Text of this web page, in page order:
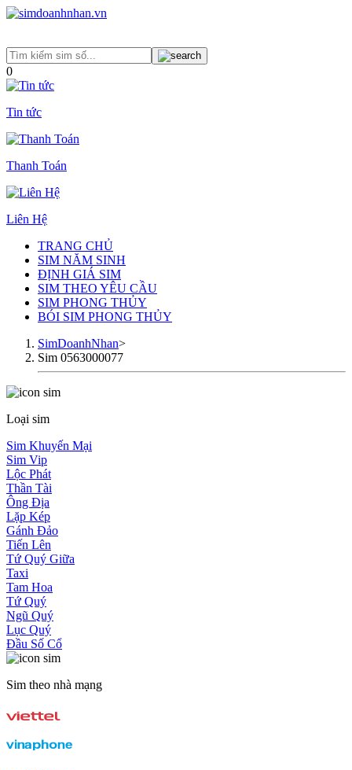
0
Tin tức
Thanh Toán
Liên Hệ
TRANG CHỦ
SIM NĂM SINH
ĐỊNH GIÁ SIM
SIM THEO YÊU CẦU
SIM PHONG THỦY
BÓI SIM PHONG THỦY
SimDoanhNhan>
Sim 0563000077
Loại sim
Sim Khuyến Mại
Sim Vip
Lộc Phát
Thần Tài
Ông Địa
Lặp Kép
Gánh Đảo
Tiến Lên
Tứ Quý Giữa
Taxi
Tam Hoa
Tứ Quý
Ngũ Quý
Lục Quý
Đầu Số Cổ
Sim theo nhà mạng